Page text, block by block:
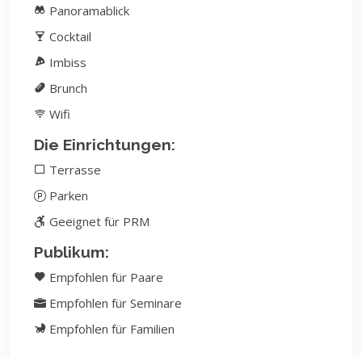
Panoramablick
Cocktail
Imbiss
Brunch
Wifi
Die Einrichtungen:
Terrasse
Parken
Geeignet für PRM
Publikum:
Empfohlen für Paare
Empfohlen für Seminare
Empfohlen für Familien